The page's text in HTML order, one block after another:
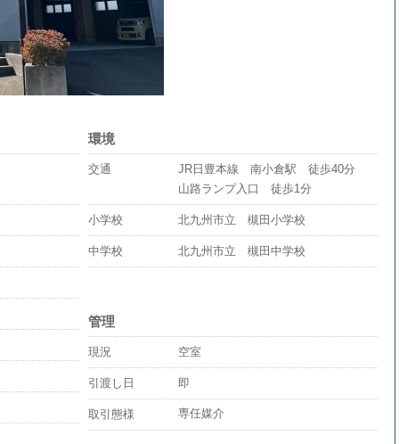
環境
交通
JR日豊本線 南小倉駅 徒歩40分
山路ランプ入口 徒歩1分
小学校 北九州市立 槻田小学校
中学校 北九州市立 槻田中学校
管理
現況 空室
引渡し日 即
取引態様 専任媒介